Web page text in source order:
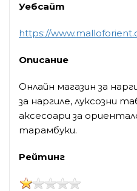
Уебсайт
https://
Описание
Онлайн магазин за
за наргиле, луксозни
аксесоари за
тарамбуки.
Рейтинг